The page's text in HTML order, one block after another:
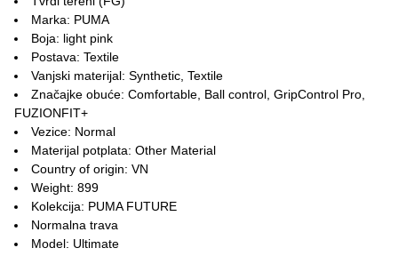
Marka: PUMA
Boja: light pink
Postava: Textile
Vanjski materijal: Synthetic, Textile
Značajke obuće: Comfortable, Ball control, GripControl Pro,
FUZIONFIT+
Vezice: Normal
Materijal potplata: Other Material
Country of origin: VN
Weight: 899
Kolekcija: PUMA FUTURE
Normalna trava
Model: Ultimate